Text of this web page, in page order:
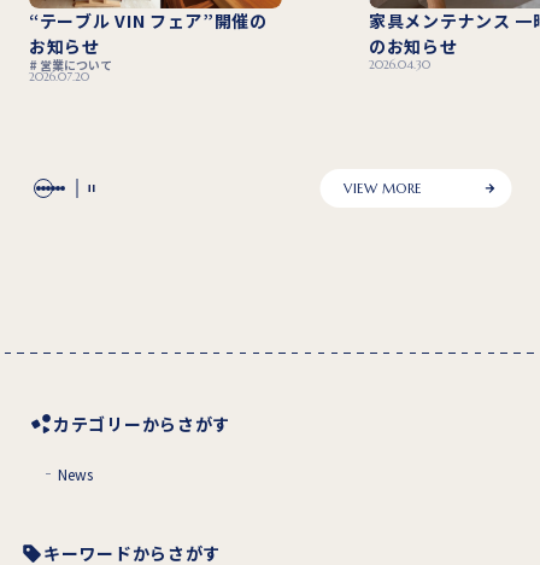
“テーブル VIN フェア”開催の
お知らせ
営業について
2026.07.20
家具メンテナンス 一
のお知らせ
2026.04.30
VIEW MORE
カテゴリーからさがす
News
キーワードからさがす